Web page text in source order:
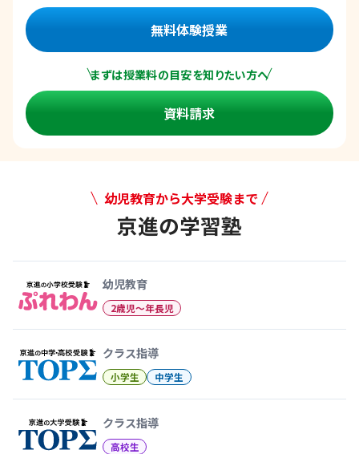
無料体験授業
まずは授業料の目安を知りたい方へ
資料請求
幼児教育から大学受験まで
京進の学習塾
幼児教育
2歳児〜年長児
クラス指導
小学生 中学生
クラス指導
高校生